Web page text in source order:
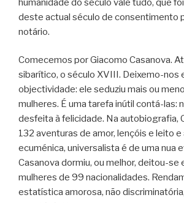
humanidade do século vale tudo, que
deste actual século de consentimento
notário.
Comecemos por Giacomo Casanova.
sibarítico, o século XVIII. Deixemo-nos
objectividade: ele seduziu mais ou
mulheres. É uma tarefa inútil contá-las:
desfeita à felicidade. Na autobiografia,
132 aventuras de amor, lençóis e leito e
ecuménica, universalista é de uma nua
Casanova dormiu, ou melhor, deitou-se
mulheres de 99 nacionalidades.
estatística amorosa, não